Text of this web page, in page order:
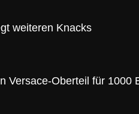
weiteren Knacks
Versace-Oberteil für 1000